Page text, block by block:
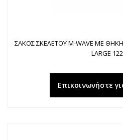
ΣΑΚΟΣ ΣΚΕΛΕΤΟΥ M-WAVE ΜΕ ΘΗΚΗ
LARGE
Επικοινωνήστε